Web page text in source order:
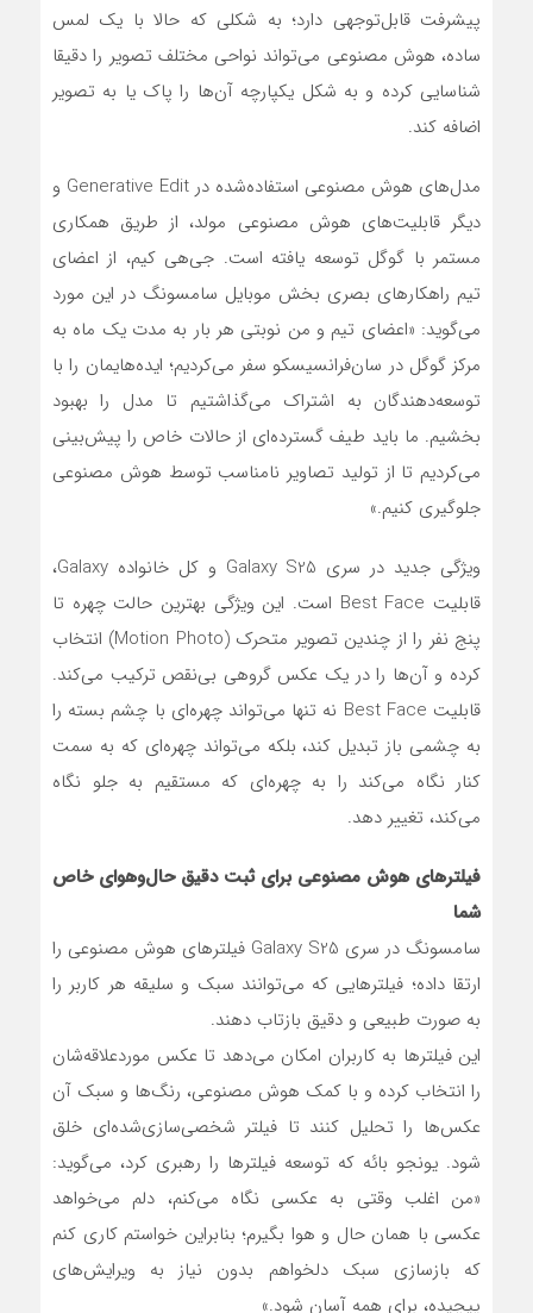
پیشرفت قابل‌توجهی دارد؛ به شکلی که حالا با یک لمس
ساده، هوش مصنوعی می‌تواند نواحی مختلف تصویر را دقیقا
شناسایی کرده و به شکل یکپارچه آن‌ها را پاک یا به تصویر
اضافه کند.
مدل‌های هوش مصنوعی استفاده‌شده در Generative Edit و
دیگر قابلیت‌های هوش مصنوعی مولد، از طریق همکاری
مستمر با گوگل توسعه یافته‌ است. جی‌هی کیم، از اعضای
تیم راهکارهای بصری بخش موبایل سامسونگ در این مورد
می‌گوید: «اعضای تیم و من نوبتی هر بار به مدت یک ماه به
مرکز گوگل در سان‌فرانسیسکو سفر می‌کردیم؛ ایده‌هایمان را با
توسعه‌دهندگان به اشتراک می‌گذاشتیم تا مدل را بهبود
بخشیم. ما باید طیف گسترده‌ای از حالات خاص را پیش‌بینی
می‌کردیم تا از تولید تصاویر نامناسب توسط هوش مصنوعی
جلوگیری کنیم.»
ویژگی جدید در سری Galaxy S25 و کل خانواده Galaxy،
قابلیت Best Face است. این ویژگی بهترین حالت چهره تا
پنج نفر را از چندین تصویر متحرک (Motion Photo) انتخاب
کرده و آن‌ها را در یک عکس گروهی بی‌نقص ترکیب می‌کند.
قابلیت Best Face نه تنها می‌تواند چهره‌ای با چشم بسته را
به چشمی باز تبدیل کند، بلکه می‌تواند چهره‌ای که به سمت
کنار نگاه می‌کند را به چهره‌ای که مستقیم به جلو نگاه
می‌کند، تغییر دهد.
فیلترهای هوش مصنوعی برای ثبت دقیق حال‌وهوای خاص
شما
سامسونگ در سری Galaxy S25 فیلترهای هوش مصنوعی را
ارتقا داده؛ فیلترهایی که می‌توانند سبک و سلیقه هر کاربر را
به صورت طبیعی و دقیق بازتاب دهند.
این فیلترها به کاربران امکان می‌دهد تا عکس موردعلاقه‌شان
را انتخاب کرده و با کمک هوش مصنوعی، رنگ‌ها و سبک آن
عکس‌ها را تحلیل کنند تا فیلتر شخصی‌سازی‌شده‌ای خلق
شود. یونجو بائه که توسعه فیلترها را رهبری کرد، می‌گوید:
«من اغلب وقتی به عکسی نگاه می‌کنم، دلم می‌خواهد
عکسی با همان حال و هوا بگیرم؛ بنابراین خواستم کاری کنم
که بازسازی سبک دلخواهم بدون نیاز به ویرایش‌های
پیچیده، برای همه آسان شود.»